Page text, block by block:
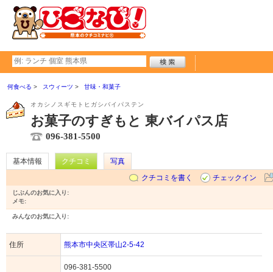
何食べる スウィーツ 甘味・和菓子
オカシノスギモトヒガシバイパステン
お菓子のすぎもと 東バイパス店
096-381-5500
基本情報 クチコミ
写真
クチコミを書く
チェックイン
じぶんのお気に入り:
メモ:
みんなのお気に入り:
住所 熊本市中央区帯山2-5-42
096-381-5500